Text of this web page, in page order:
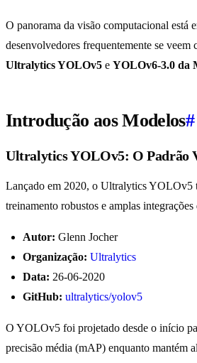
O panorama da visão computacional está
desenvolvedores frequentemente se
Ultralytics YOLOv5 e YOLOv6-3.0 da
Introdução aos Modelos#
Ultralytics YOLOv5: O Padrão
Lançado em 2020, o Ultralytics YOLOv5
treinamento robustos e amplas
Autor: Glenn Jocher
Organização: Ultralytics
Data: 26-06-2020
GitHub: ultralytics/yolov5
O YOLOv5 foi projetado desde o início
precisão média (mAP) enquanto mantém